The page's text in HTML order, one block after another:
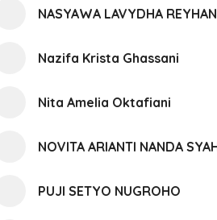
NASYAWA LAVYDHA
Nazifa Krista Ghassani
Nita Amelia Oktafiani
NOVITA ARIANTI NANDA
PUJI SETYO NUGROHO